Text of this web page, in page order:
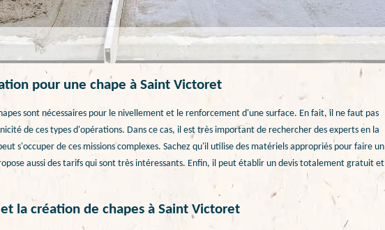
pour une chape à Saint Victoret
sont nécessaires pour le nivellement et le renforcement d'une surface. En fait, il ne faut pas
de ces types d'opérations. Dans ce cas, il est très important de rechercher des experts en la
s'occuper de ces missions complexes. Sachez qu'il utilise des matériels appropriés pour faire un
aussi des tarifs qui sont très intéressants. Enfin, il peut établir un devis totalement gratuit et
la création de chapes à Saint Victoret